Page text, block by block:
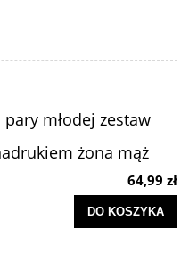
młodej zestaw
żona mąż
64,99 zł
DO KOSZYKA